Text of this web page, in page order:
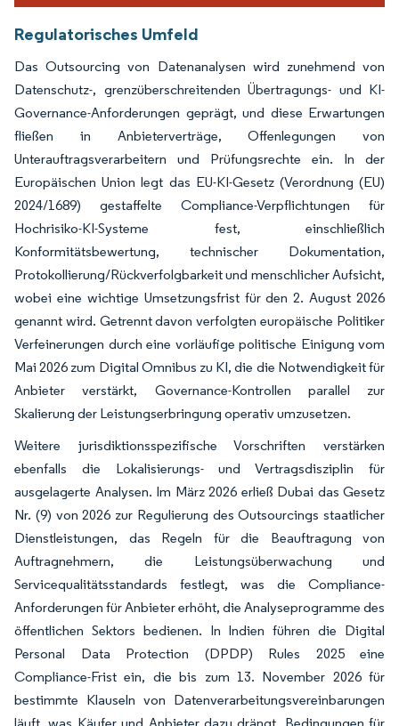
Regulatorisches Umfeld
Das Outsourcing von Datenanalysen wird zunehmend von
Datenschutz-, grenzüberschreitenden Übertragungs- und KI-
Governance-Anforderungen geprägt, und diese Erwartungen
fließen in Anbieterverträge, Offenlegungen von
Unterauftragsverarbeitern und Prüfungsrechte ein. In der
Europäischen Union legt das EU-KI-Gesetz (Verordnung (EU)
2024/1689) gestaffelte Compliance-Verpflichtungen für
Hochrisiko-KI-Systeme fest, einschließlich
Konformitätsbewertung, technischer Dokumentation,
Protokollierung/Rückverfolgbarkeit und menschlicher Aufsicht,
wobei eine wichtige Umsetzungsfrist für den 2. August 2026
genannt wird. Getrennt davon verfolgten europäische Politiker
Verfeinerungen durch eine vorläufige politische Einigung vom
Mai 2026 zum Digital Omnibus zu KI, die die Notwendigkeit für
Anbieter verstärkt, Governance-Kontrollen parallel zur
Skalierung der Leistungserbringung operativ umzusetzen.
Weitere jurisdiktionsspezifische Vorschriften verstärken
ebenfalls die Lokalisierungs- und Vertragsdisziplin für
ausgelagerte Analysen. Im März 2026 erließ Dubai das Gesetz
Nr. (9) von 2026 zur Regulierung des Outsourcings staatlicher
Dienstleistungen, das Regeln für die Beauftragung von
Auftragnehmern, die Leistungsüberwachung und
Servicequalitätsstandards festlegt, was die Compliance-
Anforderungen für Anbieter erhöht, die Analyseprogramme des
öffentlichen Sektors bedienen. In Indien führen die Digital
Personal Data Protection (DPDP) Rules 2025 eine
Compliance-Frist ein, die bis zum 13. November 2026 für
bestimmte Klauseln von Datenverarbeitungsvereinbarungen